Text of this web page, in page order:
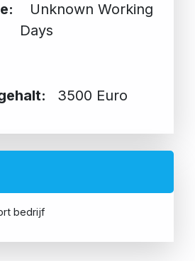
Unknown Working
Days
3500 Euro
bedrijf